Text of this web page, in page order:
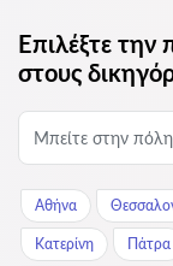
Επιλέξτε
στους
Αθήνα
Κατερίνη Πάτρα